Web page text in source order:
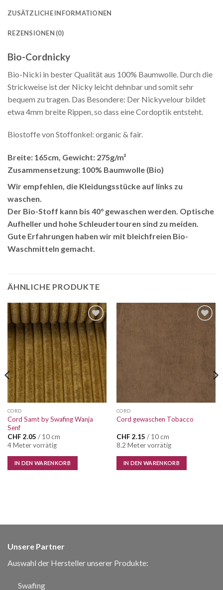
ZUSÄTZLICHE INFORMATIONEN
REZENSIONEN (0)
Bio-Cordnicky
Bio-Nicki in bester Qualität aus 100% Baumwolle. Durch die
Strickweise ist der Nicky leicht dehnbar und somit sehr
bequem zu tragen. Das Besondere: Der Nickyvelour bildet
etwa 4mm breite Rippen, so dass eine Cordoptik entsteht.
Biostoffe von Stoffonkel: organic & fair.
Breite: 165cm, Gewicht: 275g/m²
Zusammensetzung: 100% Baumwolle (Bio)
Wir empfehlen, die Kleidungsstücke auf links zu
waschen.
Der Bio-Stoff kann bis 40° gewaschen werden. Optische
Aufheller und hohe Schleudertouren sind zu meiden.
Gute Erfahrungen haben wir mit bleichfreien Bio-
Waschmitteln gemacht.
ÄHNLICHE PRODUKTE
Auf die
Wunschliste
CORD
Cord Samt by Swafing Wanja
Senf
CHF 2.05 / 10 cm
4 Meter vorrätig
IN DEN WARENKORB
CORD
Cord gewaschen Tobacco
CHF 2.15 / 10 cm
8.2 Meter vorrätig
IN DEN WARENKORB
Unsere Partner
Auswahl der Hersteller unserer Produkte:
Swafing